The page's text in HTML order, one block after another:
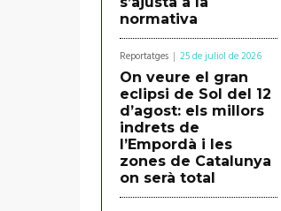
normativa
Reportatges 25 de juliol de 2026
On veure el gran
eclipsi de Sol del 12
d’agost: els millors
indrets de
l’Empordà i les
zones de Catalunya
on serà total